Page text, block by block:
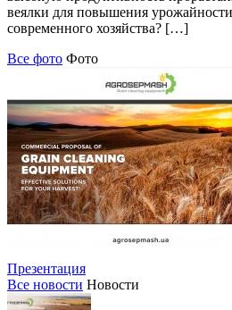
веялки для повышения урожайности
современного хозяйства? […]
Все фото Фото
Презентация
Все новости Новости